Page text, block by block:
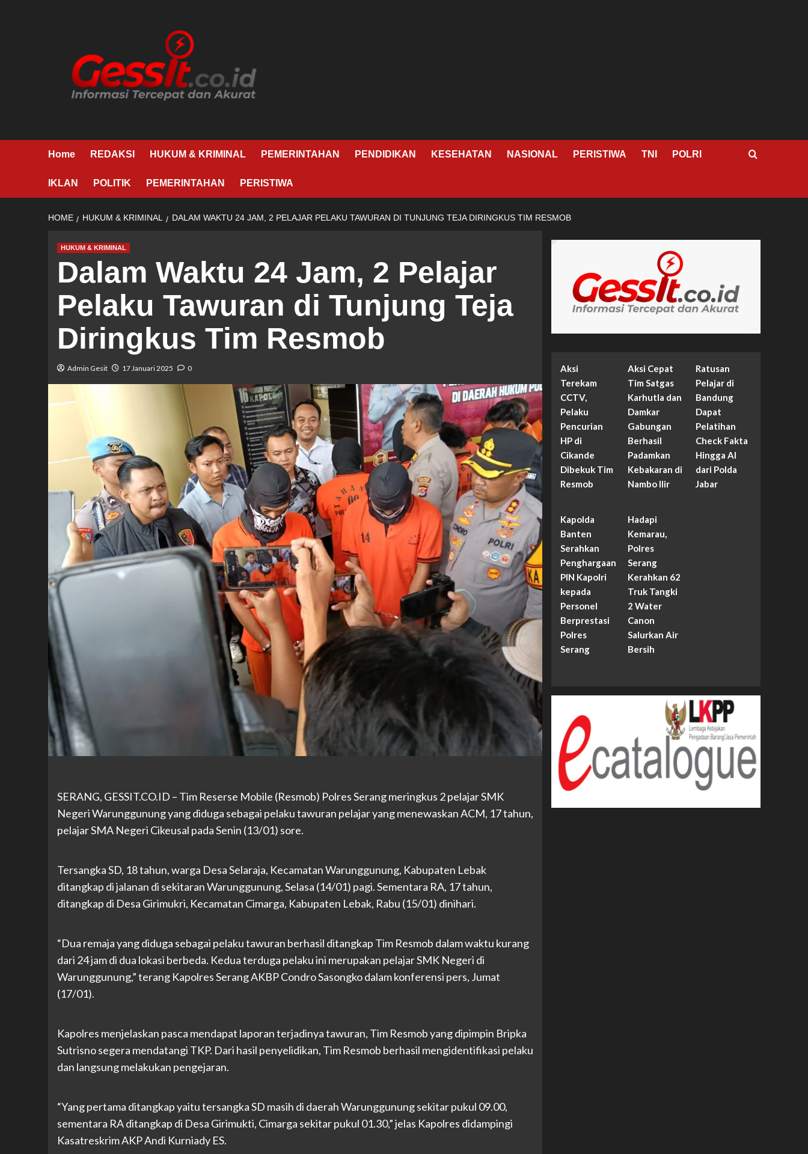
Home REDAKSI HUKUM & KRIMINAL PEMERINTAHAN PENDIDIKAN KESEHATAN NASIONAL PERISTIWA TNI POLRI
IKLAN POLITIK PEMERINTAHAN PERISTIWA
HOME HUKUM & KRIMINAL DALAM WAKTU 24 JAM, 2 PELAJAR PELAKU TAWURAN DI TUNJUNG TEJA DIRINGKUS TIM RESMOB
HUKUM & KRIMINAL
Dalam Waktu 24 Jam, 2 Pelajar
Pelaku Tawuran di Tunjung Teja
Diringkus Tim Resmob
Admin Gesit 17 Januari 2025 0
SERANG, GESSIT.CO.ID – Tim Reserse Mobile (Resmob) Polres Serang meringkus 2 pelajar SMK
Negeri Warunggunung yang diduga sebagai pelaku tawuran pelajar yang menewaskan ACM, 17 tahun,
pelajar SMA Negeri Cikeusal pada Senin (13/01) sore.
Tersangka SD, 18 tahun, warga Desa Selaraja, Kecamatan Warunggunung, Kabupaten Lebak
ditangkap di jalanan di sekitaran Warunggunung, Selasa (14/01) pagi. Sementara RA, 17 tahun,
ditangkap di Desa Girimukri, Kecamatan Cimarga, Kabupaten Lebak, Rabu (15/01) dinihari.
“Dua remaja yang diduga sebagai pelaku tawuran berhasil ditangkap Tim Resmob dalam waktu kurang
dari 24 jam di dua lokasi berbeda. Kedua terduga pelaku ini merupakan pelajar SMK Negeri di
Warunggunung,” terang Kapolres Serang AKBP Condro Sasongko dalam konferensi pers, Jumat
(17/01).
Kapolres menjelaskan pasca mendapat laporan terjadinya tawuran, Tim Resmob yang dipimpin Bripka
Sutrisno segera mendatangi TKP. Dari hasil penyelidikan, Tim Resmob berhasil mengidentifikasi pelaku
dan langsung melakukan pengejaran.
“Yang pertama ditangkap yaitu tersangka SD masih di daerah Warunggunung sekitar pukul 09.00,
sementara RA ditangkap di Desa Girimukti, Cimarga sekitar pukul 01.30,” jelas Kapolres didampingi
Kasatreskrim AKP Andi Kurniady ES.
Aksi
Terekam
CCTV,
Pelaku
Pencurian
HP di
Cikande
Dibekuk Tim
Resmob
Aksi Cepat
Tim Satgas
Karhutla dan
Damkar
Gabungan
Berhasil
Padamkan
Kebakaran di
Nambo Ilir
Ratusan
Pelajar di
Bandung
Dapat
Pelatihan
Check Fakta
Hingga AI
dari Polda
Jabar
Kapolda
Banten
Serahkan
Penghargaan
PIN Kapolri
kepada
Personel
Berprestasi
Polres
Serang
Hadapi
Kemarau,
Polres
Serang
Kerahkan 62
Truk Tangki
2 Water
Canon
Salurkan Air
Bersih